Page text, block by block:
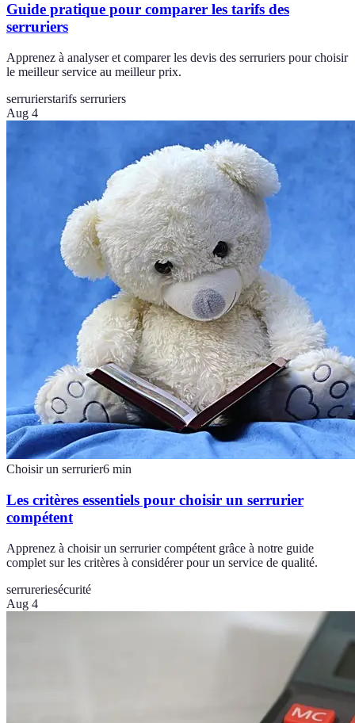
Guide pratique pour comparer les tarifs des
serruriers
Apprenez à analyser et comparer les devis des serruriers pour choisir
le meilleur service au meilleur prix.
serrurierstarifs serruriers
Aug 4
Choisir un serrurier6 min
Les critères essentiels pour choisir un serrurier
compétent
Apprenez à choisir un serrurier compétent grâce à notre guide
complet sur les critères à considérer pour un service de qualité.
serrureriesécurité
Aug 4